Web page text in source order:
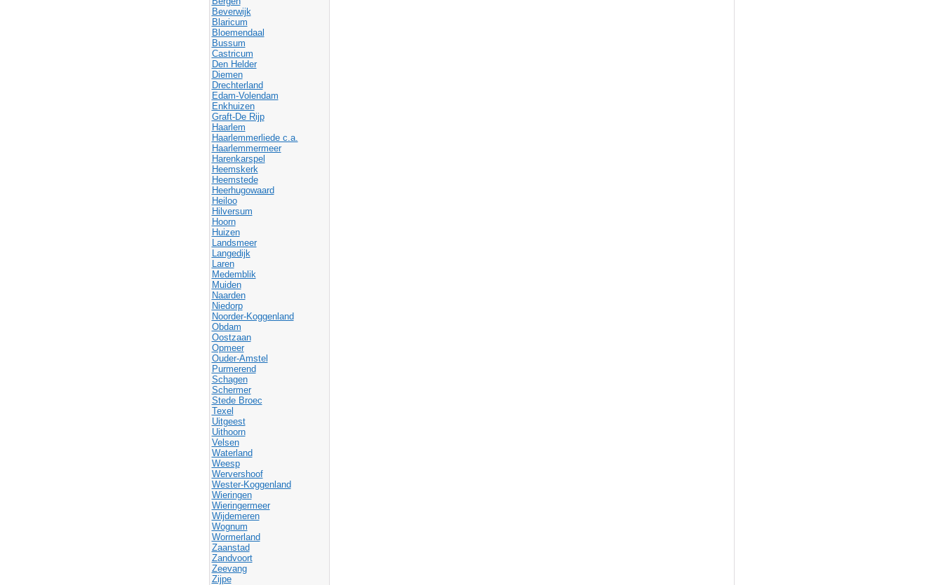
Beverwijk
Blaricum
Bloemendaal
Bussum
Castricum
Den Helder
Diemen
Drechterland
Edam-Volendam
Enkhuizen
Graft-De Rijp
Haarlem
Haarlemmerliede c.a.
Haarlemmermeer
Harenkarspel
Heemskerk
Heemstede
Heerhugowaard
Heiloo
Hilversum
Hoorn
Huizen
Landsmeer
Langedijk
Laren
Medemblik
Muiden
Naarden
Niedorp
Noorder-Koggenland
Obdam
Oostzaan
Opmeer
Ouder-Amstel
Purmerend
Schagen
Schermer
Stede Broec
Texel
Uitgeest
Uithoorn
Velsen
Waterland
Weesp
Wervershoof
Wester-Koggenland
Wieringen
Wieringermeer
Wijdemeren
Wognum
Wormerland
Zaanstad
Zandvoort
Zeevang
Zijpe